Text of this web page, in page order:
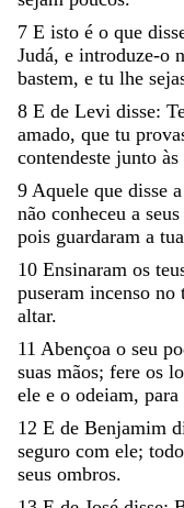
7 E isto é o que
Judá, e introduze-o
bastem, e tu lhe
8 E de Levi disse:
amado, que tu
contendeste junto às
9 Aquele que disse a
não conheceu a seus
pois guardaram a tua
10 Ensinaram os
puseram incenso no
altar.
11 Abençoa o seu
suas mãos; fere os
ele e o odeiam, para
12 E de Benjamim
seguro com ele; todo
seus ombros.